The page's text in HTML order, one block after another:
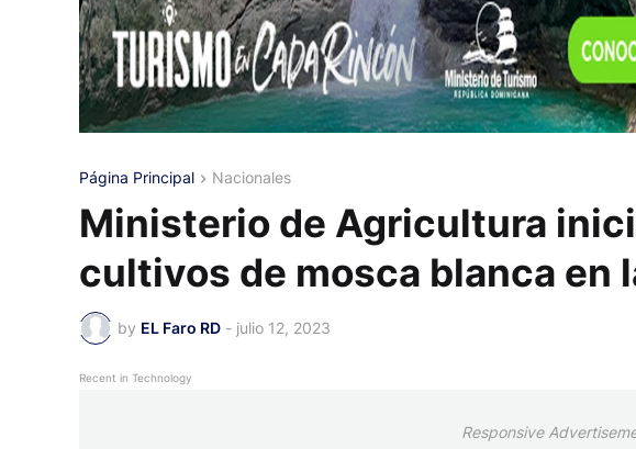
Página Principal Nacionales
Ministerio de Agricultura
cultivos de mosca blanca en
by EL Faro RD - julio 12, 2023
Recent in Technology
Responsive